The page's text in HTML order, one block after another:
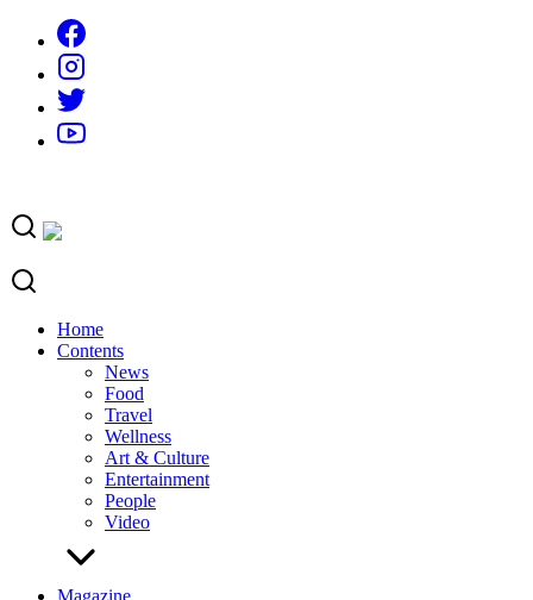
content
Home
Contents
News
Food
Travel
Wellness
Art & Culture
Entertainment
People
Video
Magazine